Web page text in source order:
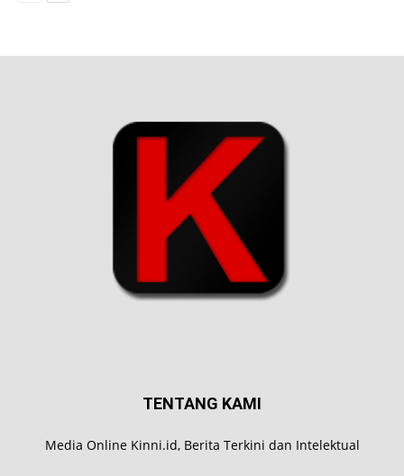
TENTANG KAMI
Media Online Kinni.id, Berita Terkini dan Intelektual